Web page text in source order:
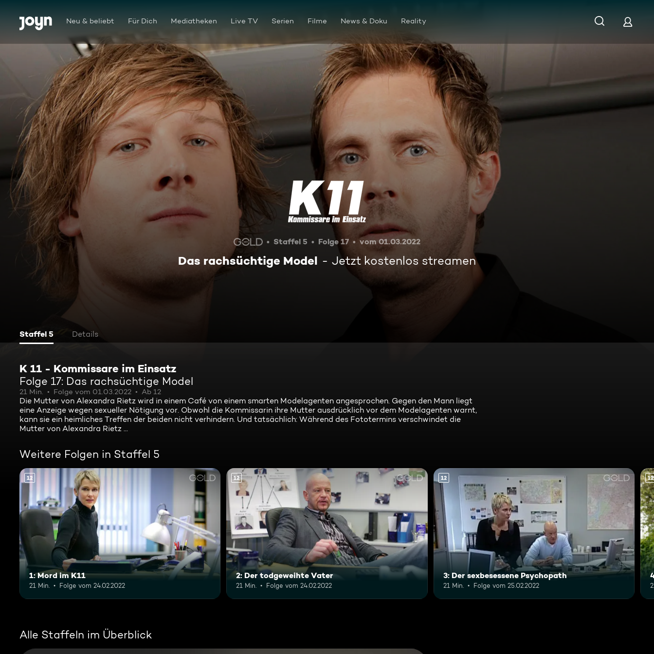
Zum Inhalt springen
Barrierefrei Neu & beliebt Für Dich Mediatheken Live TV Serien Filme News & Doku Reality
Staffel 5 Folge 17 vom 01.03.2022
Das rachsüchtige Model Jetzt kostenlos streamen
Staffel 5 Details
K 11 - Kommissare im Einsatz
Folge 17: Das rachsüchtige Model
21 Min. Folge vom 01.03.2022 Ab 12
Die Mutter von Alexandra Rietz wird in einem Café von einem smarten Modelagenten angesprochen. Gegen den Mann liegt
eine Anzeige wegen sexueller Nötigung vor. Obwohl die Kommissarin ihre Mutter ausdrücklich vor dem Modelagenten warnt,
kann sie ein heimliches Treffen der beiden nicht verhindern. Und tatsächlich: Während des Fototermins verschwindet die
Mutter von Alexandra Rietz ...
Weitere Folgen in Staffel 5
12
1: Mord im K11
21 Min. Folge vom 24.02.2022
12
2: Der todgeweihte Vater
21 Min. Folge vom 24.02.2022
12
3: Der sexbesessene Psychopath
21 Min. Folge vom 25.02.2022
12
Alle Staffeln im Überblick